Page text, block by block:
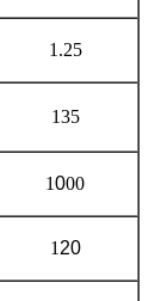
1.25
135
1000
120